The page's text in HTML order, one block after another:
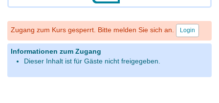
Zugang zum Kurs gesperrt. Bitte melden Sie sich an. Login
Informationen zum Zugang
Dieser Inhalt ist für Gäste nicht freigegeben.